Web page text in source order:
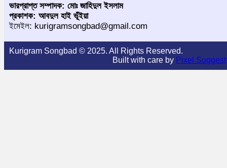
ভারপ্রাপ্ত সম্পাদক: মোঃ জাহিদুল ইসলাম
প্রকাশক: আবদুল হাই ভূঁইয়া
ইমেইল: kurigramsongbad@gmail.com
Kurigram Songbad © 2025. All Rights Reserved.
Built with care by Pixel Suggest